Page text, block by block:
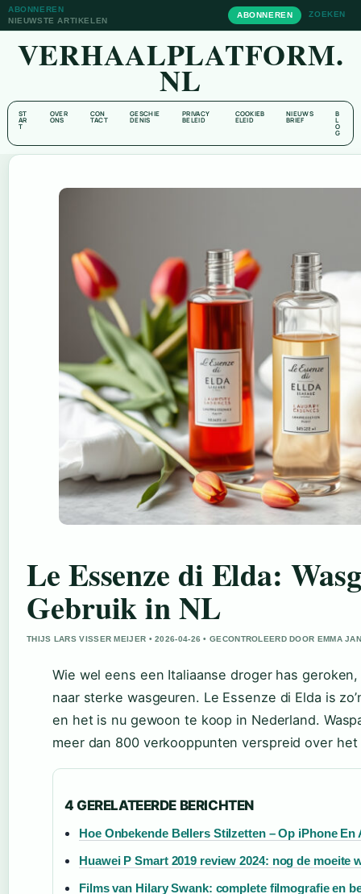
ABONNEREN
NIEUWSTE ARTIKELEN
ABONNEREN ZOEKEN
VERHAALPLATFORM.
NL
ST
AR
T
OVER
ONS
CON
TACT
GESCHIE
DENIS
PRIVACY
BELEID
COOKIEB
ELEID
NIEUWS
BRIEF
B
L
O
G
Le Essenze di Elda:
Gebruik in NL
THIJS LARS VISSER MEIJER • 2026-04-26 • GECONTROLEERD DOOR EMMA
Wie wel eens een Italiaanse droger has
naar sterke wasgeuren. Le Essenze di Elda is
en het is nu gewoon te koop in Nederland.
meer dan 800 verkooppunten verspreid over het
4 GERELATEERDE BERICHTEN
Hoe Onbekende Bellers Stilzetten – Op iPhone En
Huawei P Smart 2019 review 2024: nog de moeite
Films van Hilary Swank: complete filmografie en